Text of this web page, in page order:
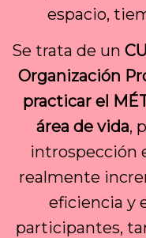
espacio,
Se trata de un
Organización
practicar el
área de vida,
introspección
realmente
eficiencia y
participantes,